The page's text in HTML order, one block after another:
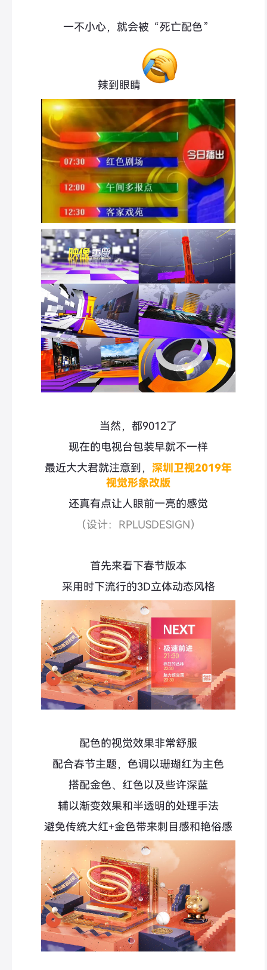
一不小心，就会被“死亡配色”
辣到眼睛
当然，都9012了
现在的电视台包装早就不一样
最近大大君就注意到， 深圳卫视2019年
视觉形象改版
还真有点让人眼前一亮的感觉
（设计：RPLUSDESIGN）
首先来看下春节版本
采用时下流行的3D立体动态风格
配色的视觉效果非常舒服
配合春节主题，色调以珊瑚红为主色
搭配金色、红色以及些许深蓝
辅以渐变效果和半透明的处理手法
避免传统大红+金色带来刺目感和艳俗感